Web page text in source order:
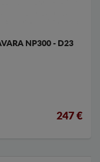
NP300 - D23
247 €